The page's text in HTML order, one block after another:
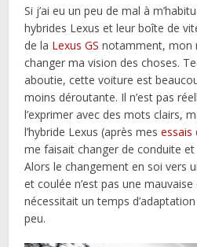
Si j’ai eu un peu de mal à
hybrides Lexus et leur boîte de
de la Lexus GS notamment, mon
changer ma vision des choses.
aboutie, cette voiture est
moins déroutante. Il n’est pas
l’exprimer avec des mots clairs,
l’hybride Lexus (après mesessais
me faisait changer de conduite
Alors le changement en soi vers
et coulée n’est pas une
nécessitait un temps
peu.